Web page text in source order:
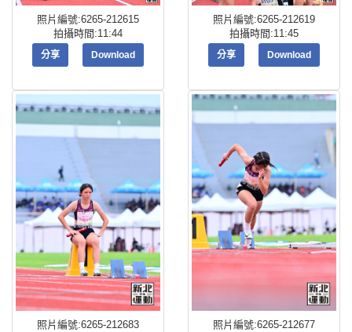
照片編號:6265-212615
拍攝時間:11:44
分享 Download
照片編號:6265-212619
拍攝時間:11:45
分享 Download
照片編號:6265-212683
照片編號:6265-212677